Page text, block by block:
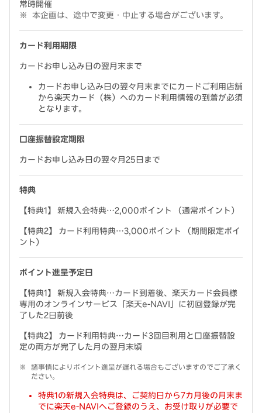
常時開催
本企画は、途中で変更・中止する場合がございます。
カード利用期限
カードお申し込み日の翌月末まで
カードお申し込み日の翌々月末までにカードご利用店舗
から楽天カード（株）へのカード利用情報の到着が必須
となります。
口座振替設定期限
カードお申し込み日の翌々月25日まで
特典
【特典1】 新規入会特典…2,000ポイント （通常ポイント）
【特典2】 カード利用特典…3,000ポイント （期間限定ポイ
ント）
ポイント進呈予定日
【特典1】 新規入会特典…カード到着後、楽天カード会員様
専用のオンラインサービス「楽天e-NAVI」に初回登録が完
了した2日前後
【特典2】 カード利用特典…カード3回目利用と口座振替設
定の両方が完了した月の翌月末頃
諸事情によりポイント進呈が遅れる場合もございますのでご了承く
ださい。
特典1の新規入会特典は、ご契約日から7カ月後の月末ま
でに楽天e-NAVIへご登録のうえ、お受け取りが必要で